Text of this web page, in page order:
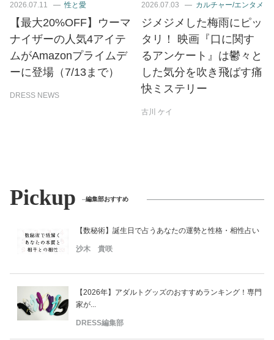
2026.07.11 性と愛
【最大20%OFF】ウーマ
ナイザーの人気4アイテ
ムがAmazonプライムデ
ーに登場（7/13まで）
DRESS NEWS
2026.07.03 カルチャー/エンタメ
ジメジメした梅雨にピッ
タリ！ 映画『口に関す
るアンケート』は鬱々と
した気分を吹き飛ばす痛
快ミステリー
古川 ケイ
Pickup 編集部おすすめ
【数秘術】誕生日で占うあなたの運勢と性格・相性占い
沙木 貴咲
【2026年】アダルトグッズのおすすめランキング！専門
家が...
DRESS編集部